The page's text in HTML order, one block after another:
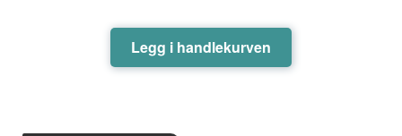
Legg i handlekurven